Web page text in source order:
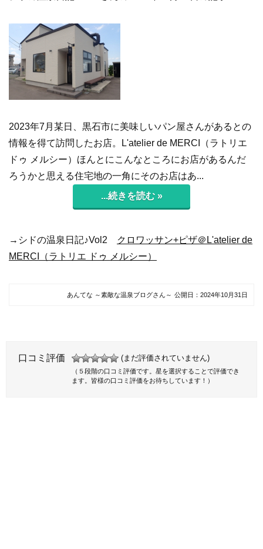
2023年7月某日、黒石市に美味しいパン屋さんがあるとの
情報を得て訪問したお店。L'atelier de MERCI（ラトリエ
ドゥ メルシー）ほんとにこんなところにお店があるんだ
ろうかと思える住宅地の一角にそのお店はあ...
...続きを読む »
→シドの温泉日記♪Vol2
クロワッサン+ピザ＠L'atelier de
MERCI（ラトリエ ドゥ メルシー）
あんてな ～素敵な温泉ブログさん～ 公開日： 2024年10月31日
口コミ評価 (まだ評価されていません)
（５段階の口コミ評価です。星を選択することで評価でき
ます。皆様の口コミ評価をお待ちしています！）